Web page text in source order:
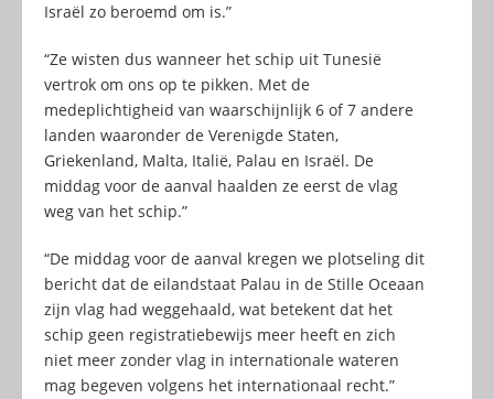
Israël zo beroemd om is.”
“Ze wisten dus wanneer het schip uit Tunesië
vertrok om ons op te pikken. Met de
medeplichtigheid van waarschijnlijk 6 of 7 andere
landen waaronder de Verenigde Staten,
Griekenland, Malta, Italië, Palau en Israël. De
middag voor de aanval haalden ze eerst de vlag
weg van het schip.”
“De middag voor de aanval kregen we plotseling dit
bericht dat de eilandstaat Palau in de Stille Oceaan
zijn vlag had weggehaald, wat betekent dat het
schip geen registratiebewijs meer heeft en zich
niet meer zonder vlag in internationale wateren
mag begeven volgens het internationaal recht.”